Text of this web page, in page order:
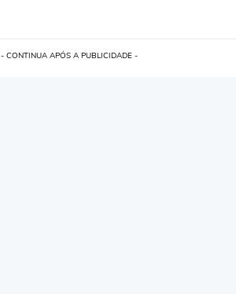
- CONTINUA APÓS A PUBLICIDADE -